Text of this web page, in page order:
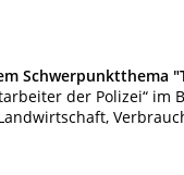
Schwerpunktthema
der Polizei“ im